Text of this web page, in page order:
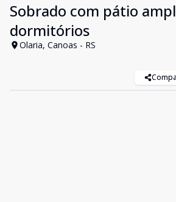
Sobrado com pátio
dormitórios
Olaria, Canoas - RS